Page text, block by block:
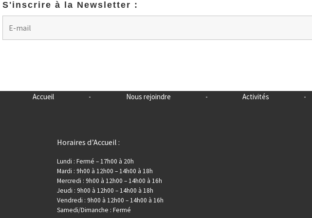
S'inscrire à la Newsletter :
Accueil - Nous rejoindre - Activités -
Horaires d’Accueil :
Lundi : Fermé – 17h00 à 20h
Mardi : 9h00 à 12h00 – 14h00 à 18h
Mercredi : 9h00 à 12h00 – 14h00 à 16h
Jeudi : 9h00 à 12h00 – 14h00 à 18h
Vendredi : 9h00 à 12h00 – 14h00 à 16h
Samedi/Dimanche : Fermé